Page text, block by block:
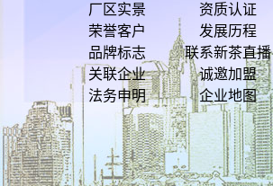
厂区实景
资质认证
荣誉客户
发展历程
品牌标志
联系新茶直播
关联企业
诚邀加盟
法务申明
企业地图